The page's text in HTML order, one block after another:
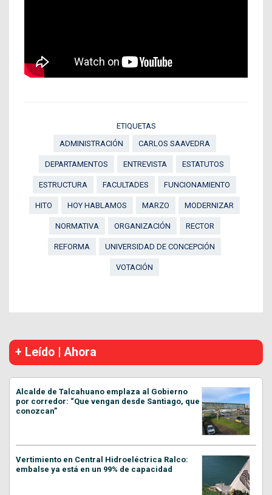
ETIQUETAS
ADMINISTRACIÓN
CARLOS SAAVEDRA
DEPARTAMENTOS ENTREVISTA ESTATUTOS
ESTRUCTURA FACULTADES FUNCIONAMIENTO
HITO HOY HABLAMOS MARZO MODERNIZAR
NORMATIVA ORGANIZACIÓN RECTOR
REFORMA UNIVERSIDAD DE CONCEPCIÓN
VOTACIÓN
+ Leído | Ahora
Alcalde de Talcahuano emplaza al Gobierno
por corredor: “Que vengan desde Santiago, que
conozcan”
Vertimiento en Central Hidroeléctrica Ralco:
embalse ya está en un 99% de capacidad